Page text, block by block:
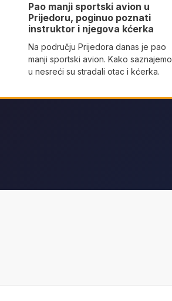
Pao manji sportski avion u
Prijedoru, poginuo poznati
instruktor i njegova kćerka
Na području Prijedora danas je pao
manji sportski avion. Kako saznajemo
u nesreći su stradali otac i kćerka.